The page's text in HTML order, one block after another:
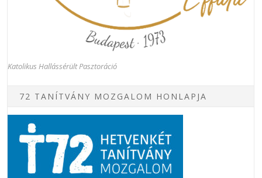
Katolikus Hallássérült Pasztoráció
72 TANÍTVÁNY MOZGALOM HONLAPJA